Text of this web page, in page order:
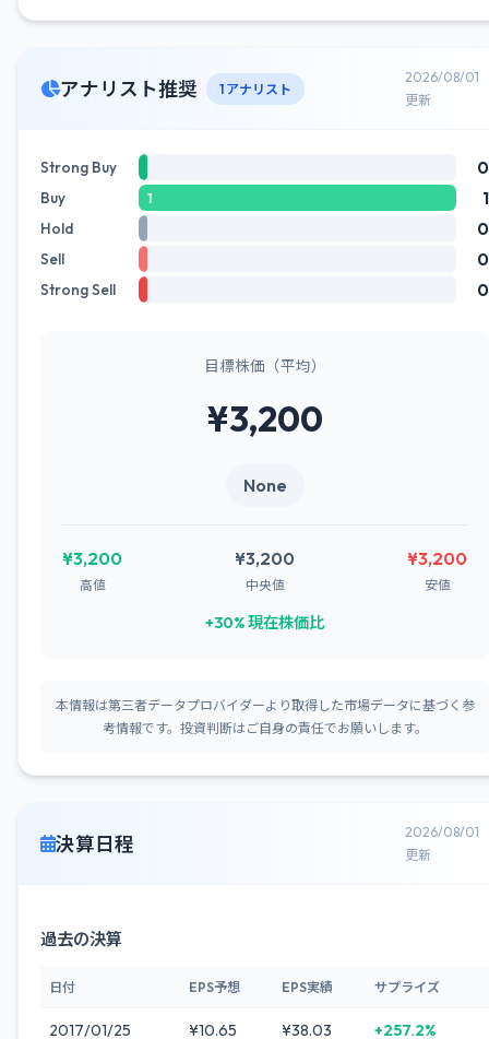
アナリスト推奨 1 アナリスト
2026/08/01
更新
Strong Buy 0
Buy 1 1
Hold 0
Sell 0
Strong Sell 0
目標株価（平均）
¥3,200
None
¥3,200
高値
¥3,200
中央値
¥3,200
安値
+30% 現在株価比
本情報は第三者データプロバイダーより取得した市場データに基づく参
考情報です。投資判断はご自身の責任でお願いします。
決算日程
2026/08/01
更新
過去の決算
日付 EPS予想 EPS実績 サプライズ
2017/01/25 ¥10.65 ¥38.03 +257.2%